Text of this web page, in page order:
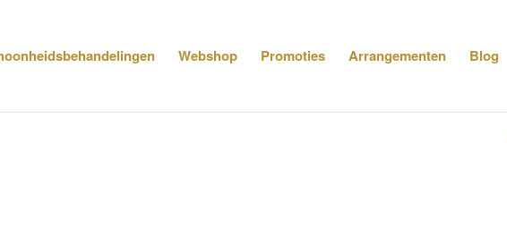
Webshop Promoties Arrangementen Blog